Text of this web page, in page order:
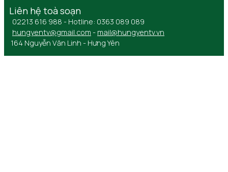
Liên hệ toà soạn
02213 616 988 - Hotline: 0363 089 089
hungyentv@gmail.com - mail@hungyentv.vn
164 Nguyễn Văn Linh - Hưng Yên